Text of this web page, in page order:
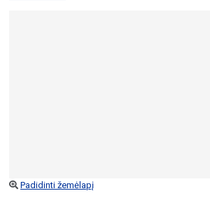
Padidinti žemėlapį